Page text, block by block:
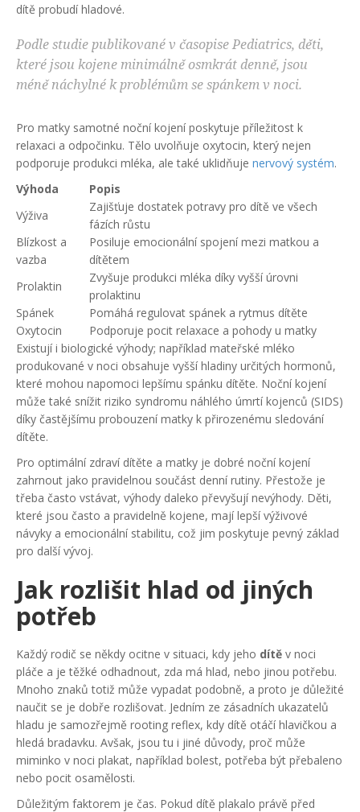
dítě probudí hladové.
Podle studie publikované v časopise Pediatrics, děti,
které jsou kojene minimálně osmkrát denně, jsou
méně náchylné k problémům se spánkem v noci.
Pro matky samotné noční kojení poskytuje příležitost k
relaxaci a odpočinku. Tělo uvolňuje oxytocin, který nejen
podporuje produkci mléka, ale také uklidňuje nervový systém.
Výhoda
Popis
Výživa
Zajišťuje dostatek potravy pro dítě ve všech
fázích růstu
Blízkost a
vazba
Posiluje emocionální spojení mezi matkou a
dítětem
Prolaktin
Zvyšuje produkci mléka díky vyšší úrovni
prolaktinu
Spánek
Pomáhá regulovat spánek a rytmus dítěte
Oxytocin
Podporuje pocit relaxace a pohody u matky
Existují i biologické výhody; například mateřské mléko
produkované v noci obsahuje vyšší hladiny určitých hormonů,
které mohou napomoci lepšímu spánku dítěte. Noční kojení
může také snížit riziko syndromu náhlého úmrtí kojenců (SIDS)
díky častějšímu probouzení matky k přirozenému sledování
dítěte.
Pro optimální zdraví dítěte a matky je dobré noční kojení
zahrnout jako pravidelnou součást denní rutiny. Přestože je
třeba často vstávat, výhody daleko převyšují nevýhody. Děti,
které jsou často a pravidelně kojene, mají lepší výživové
návyky a emocionální stabilitu, což jim poskytuje pevný základ
pro další vývoj.
Jak rozlišit hlad od jiných
potřeb
Každý rodič se někdy ocitne v situaci, kdy jeho dítě v noci
pláče a je těžké odhadnout, zda má hlad, nebo jinou potřebu.
Mnoho znaků totiž může vypadat podobně, a proto je důležité
naučit se je dobře rozlišovat. Jedním ze zásadních ukazatelů
hladu je samozřejmě rooting reflex, kdy dítě otáčí hlavičkou a
hledá bradavku. Avšak, jsou tu i jiné důvody, proč může
miminko v noci plakat, například bolest, potřeba být přebaleno
nebo pocit osamělosti.
Důležitým faktorem je čas. Pokud dítě plakalo právě před